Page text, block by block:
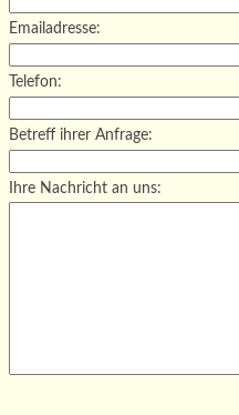
Emailadresse:
Telefon:
Betreff ihrer Anfrage:
Ihre Nachricht an uns: